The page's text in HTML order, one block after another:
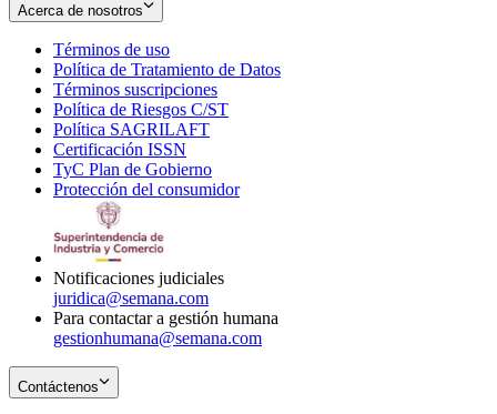
Acerca de nosotros
Términos de uso
in
new
window
Política de Tratamiento de Datos
Términos suscripciones
in
Política de Riesgos C/ST
Política SAGRILAFT
new
window
Certificación ISSN
in
new
TyC Plan de Gobierno
in
Protección del consumidorOpens
Notificaciones judiciales
juridica@semana.com
Para contactar a gestión humana
gestionhumana@semana.com
Contáctenos